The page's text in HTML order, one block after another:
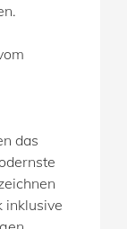
das
inklusive